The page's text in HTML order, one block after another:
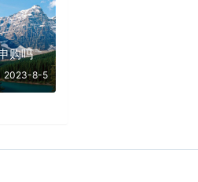
购吗
2023-8-5